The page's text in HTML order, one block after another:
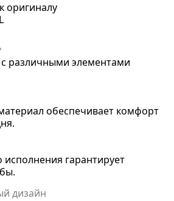
оригиналу
с различными элементами
обеспечивает комфорт
исполнения гарантирует
дизайн